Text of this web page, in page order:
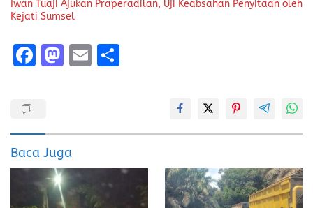
Iwan Tuaji Ajukan Praperadilan, Uji Keabsahan Penyitaan oleh
Kejati Sumsel
F
o
o
k
M
d
o
n
E
Baca Juga